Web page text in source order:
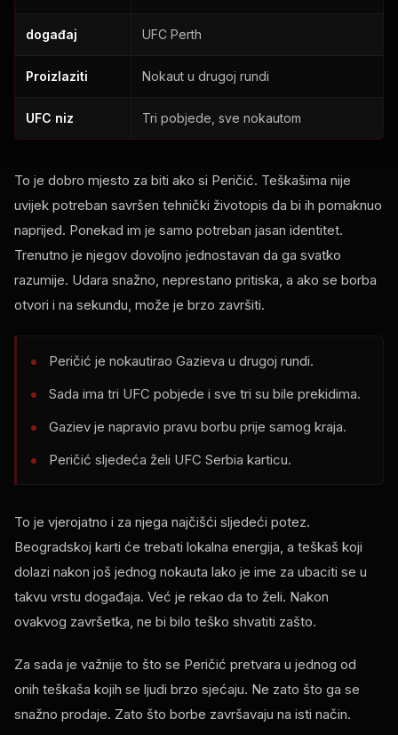
događaj UFC Perth
Proizlaziti Nokaut u drugoj rundi
UFC niz Tri pobjede, sve nokautom
To je dobro mjesto za biti ako si Peričić. Teškašima nije
uvijek potreban savršen tehnički životopis da bi ih pomaknuo
naprijed. Ponekad im je samo potreban jasan identitet.
Trenutno je njegov dovoljno jednostavan da ga svatko
razumije. Udara snažno, neprestano pritiska, a ako se borba
otvori i na sekundu, može je brzo završiti.
Peričić je nokautirao Gazieva u drugoj rundi.
Sada ima tri UFC pobjede i sve tri su bile prekidima.
Gaziev je napravio pravu borbu prije samog kraja.
Peričić sljedeća želi UFC Serbia karticu.
To je vjerojatno i za njega najčišći sljedeći potez.
Beogradskoj karti će trebati lokalna energija, a teškaš koji
dolazi nakon još jednog nokauta lako je ime za ubaciti se u
takvu vrstu događaja. Već je rekao da to želi. Nakon
ovakvog završetka, ne bi bilo teško shvatiti zašto.
Za sada je važnije to što se Peričić pretvara u jednog od
onih teškaša kojih se ljudi brzo sjećaju. Ne zato što ga se
snažno prodaje. Zato što borbe završavaju na isti način.